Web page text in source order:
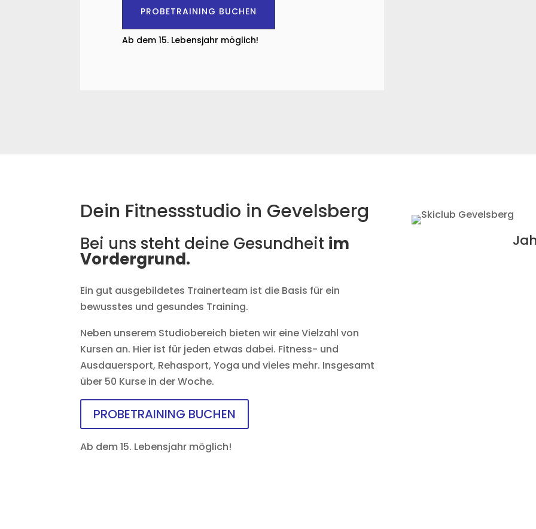
PROBETRAINING BUCHEN
Ab dem 15. Lebensjahr möglich!
Dein Fitnessstudio in Gevelsberg
Bei uns steht deine Gesundheit im
Vordergrund.
Ein gut ausgebildetes Trainerteam ist die Basis für ein
bewusstes und gesundes Training.
Neben unserem Studiobereich bieten wir eine Vielzahl von
Kursen an. Hier ist für jeden etwas dabei. Fitness- und
Ausdauersport, Rehasport, Yoga und vieles mehr. Insgesamt
über 50 Kurse in der Woche.
PROBETRAINING BUCHEN
Ab dem 15. Lebensjahr möglich!